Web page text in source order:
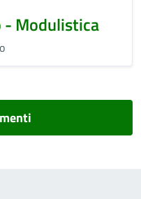
- Modulistica